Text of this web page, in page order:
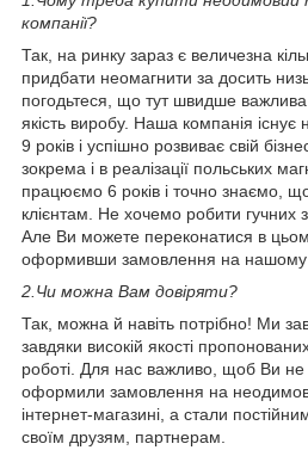
компанії?
Так, на ринку зараз є величезна
придбати неомагнити за досить
погодьтеся, що тут швидше
якість виробу. Наша компанія
9 років і успішно розвиває свій
зокрема і в реалізації польських
працюємо 6 років і точно знаємо,
клієнтам. Не хочемо робити
Але Ви можете переконатися в
оформивши замовлення на нашому
2. Чи можна Вам довіряти?
Так, можна й навіть потрібно! Ми
завдяки високій якості
роботі. Для нас важливо, щоб Ви не
оформили замовлення на
інтернет-магазині, а стали
своїм друзям, партнерам.